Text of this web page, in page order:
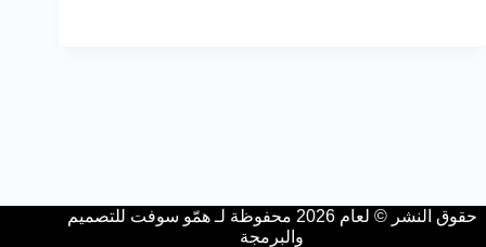
حقوق النشر © لعام 2026 محفوظة لـ همّو سوفت للتصميم
والبرمجة